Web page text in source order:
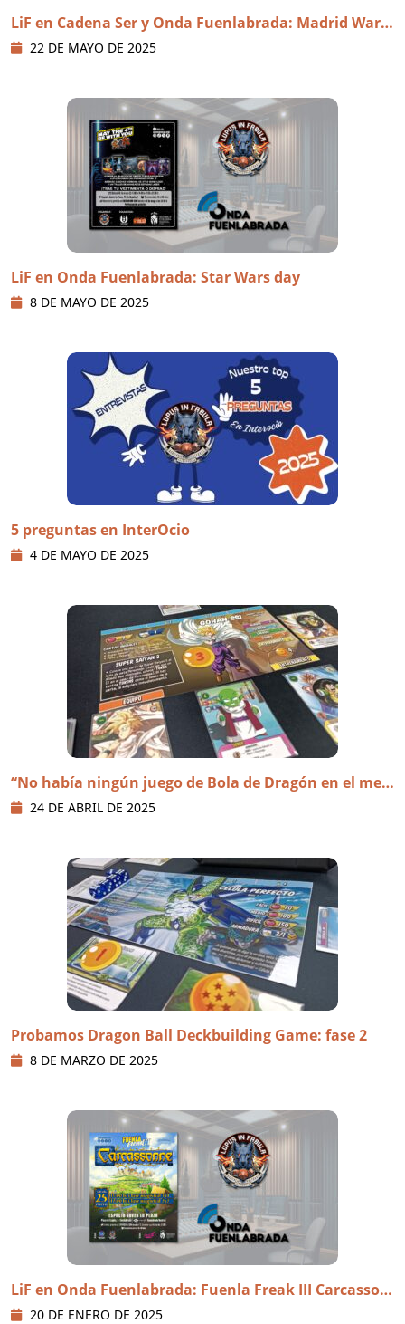
LiF en Cadena Ser y Onda Fuenlabrada: Madrid WarC
on 2025
22 DE MAYO DE 2025
LiF en Onda Fuenlabrada: Star Wars day
8 DE MAYO DE 2025
5 preguntas en InterOcio
4 DE MAYO DE 2025
“No había ningún juego de Bola de Dragón en el mer
cado que me gustase” (Víctor Martín)
24 DE ABRIL DE 2025
Probamos Dragon Ball Deckbuilding Game: fase 2
8 DE MARZO DE 2025
LiF en Onda Fuenlabrada: Fuenla Freak III Carcasson
ne 20 DE ENERO DE 2025